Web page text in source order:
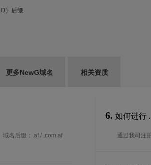
）后缀
更多NewG域名 相关资质
名后缀：.af / .com.af
6. 如何进行
通过我司注